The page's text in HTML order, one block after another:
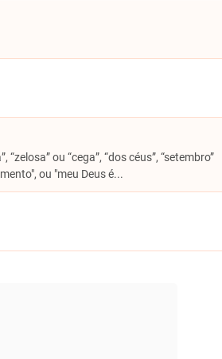
“zelosa” ou “cega”, “dos céus”, “setembro”
ou "meu Deus é...